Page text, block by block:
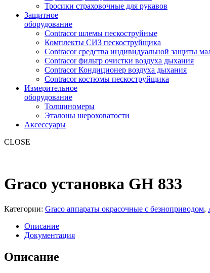
Тросики страховочные для рукавов
Защитное
оборудование
Contracor шлемы пескоструйные
Комплекты СИЗ пескоструйщика
Contracor средства индивидуальной защиты
Contracor фильтр очистки воздуха дыхания
Contracor Кондиционер воздуха дыхания
Contracor костюмы пескоструйщика
Измерительное
оборудование
Толщиномеры
Эталоны шероховатости
Аксессуары
CLOSE
Graco установка GH 833
Категории: Graco аппараты окрасочные с безноприводом,
Описание
Документация
Описание